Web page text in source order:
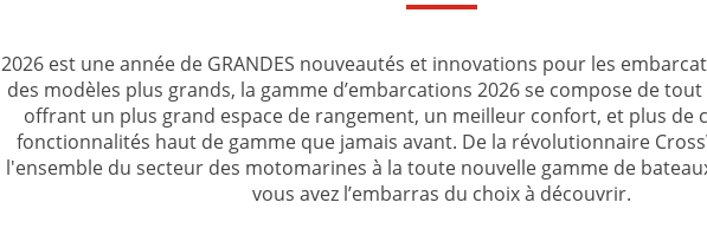
2026 est une année de GRANDES nouveautés et innovations pour les
des modèles plus grands, la gamme d’embarcations 2026 se compose de
offrant un plus grand espace de rangement, un meilleur confort, et plus de
fonctionnalités haut de gamme que jamais avant. De la révolutionnaire
l'ensemble du secteur des motomarines à la toute nouvelle gamme de
vous avez l’embarras du choix à découvrir.